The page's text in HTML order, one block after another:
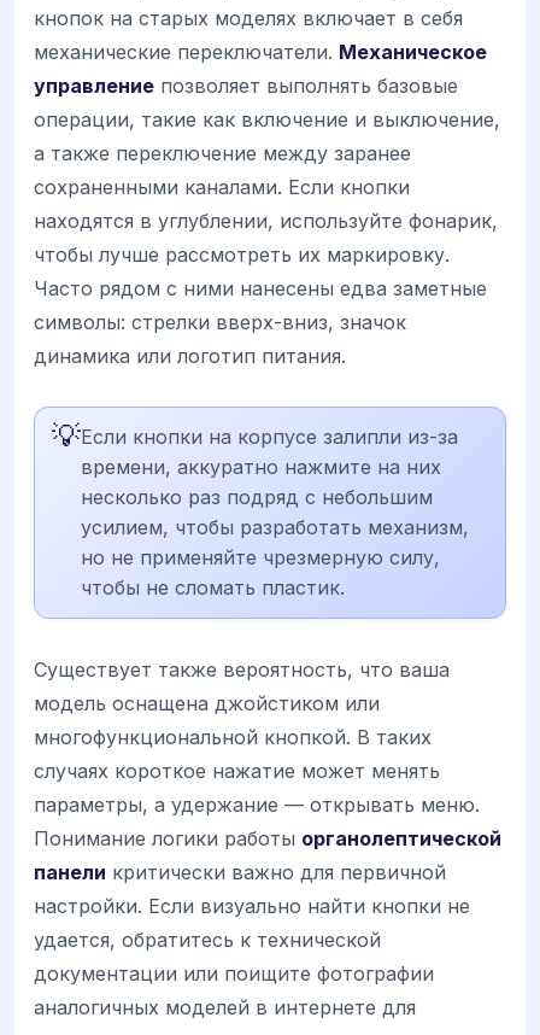
кнопок на старых моделях включает в себя
механические переключатели. Механическое
управление позволяет выполнять базовые
операции, такие как включение и выключение,
а также переключение между заранее
сохраненными каналами. Если кнопки
находятся в углублении, используйте фонарик,
чтобы лучше рассмотреть их маркировку.
Часто рядом с ними нанесены едва заметные
символы: стрелки вверх-вниз, значок
динамика или логотип питания.
💡Если кнопки на корпусе залипли из-за
времени, аккуратно нажмите на них
несколько раз подряд с небольшим
усилием, чтобы разработать механизм,
но не применяйте чрезмерную силу,
чтобы не сломать пластик.
Существует также вероятность, что ваша
модель оснащена джойстиком или
многофункциональной кнопкой. В таких
случаях короткое нажатие может менять
параметры, а удержание — открывать меню.
Понимание логики работы органолептической
панели критически важно для первичной
настройки. Если визуально найти кнопки не
удается, обратитесь к технической
документации или поищите фотографии
аналогичных моделей в интернете для